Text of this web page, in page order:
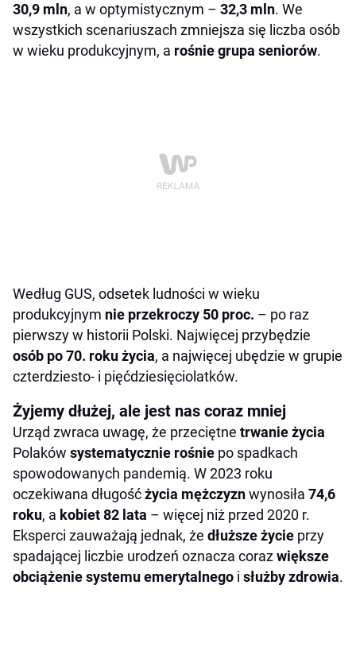
30,9 mln, a w optymistycznym – 32,3 mln. We
wszystkich scenariuszach zmniejsza się liczba osób
w wieku produkcyjnym, a rośniegrupa seniorów.
Według GUS, odsetek ludności w wieku
produkcyjnym nie przekroczy 50 proc. – po raz
pierwszy w historii Polski. Najwięcej przybędzie
osób po 70. roku życia, a najwięcej ubędzie w grupie
czterdziesto- i pięćdziesięciolatków.
Żyjemy dłużej, ale jest nas coraz mniej
Urząd zwraca uwagę, że przeciętne trwanie życia
Polaków systematycznie rośnie po spadkach
spowodowanych pandemią. W 2023 roku
oczekiwana długośćżycia mężczyznwynosiła 74,6
roku, a kobiet 82 lata – więcej niż przed 2020 r.
Eksperci zauważają jednak, że dłuższe życie przy
spadającej liczbie urodzeń oznacza corazwiększe
obciążenie systemu emerytalnego i służby zdrowia.